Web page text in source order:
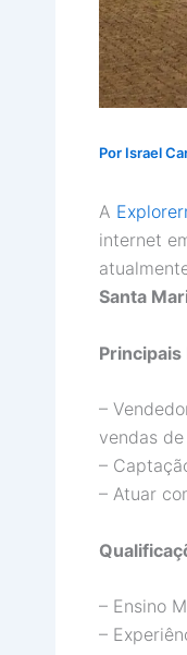
Por Israel
A
internet
Santa
–
vendas
–
– Atuar
– Ensino
–